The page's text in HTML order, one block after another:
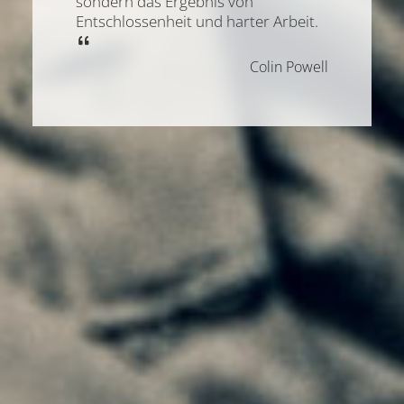
Entschlossenheit und harter Arbeit.
Colin Powell